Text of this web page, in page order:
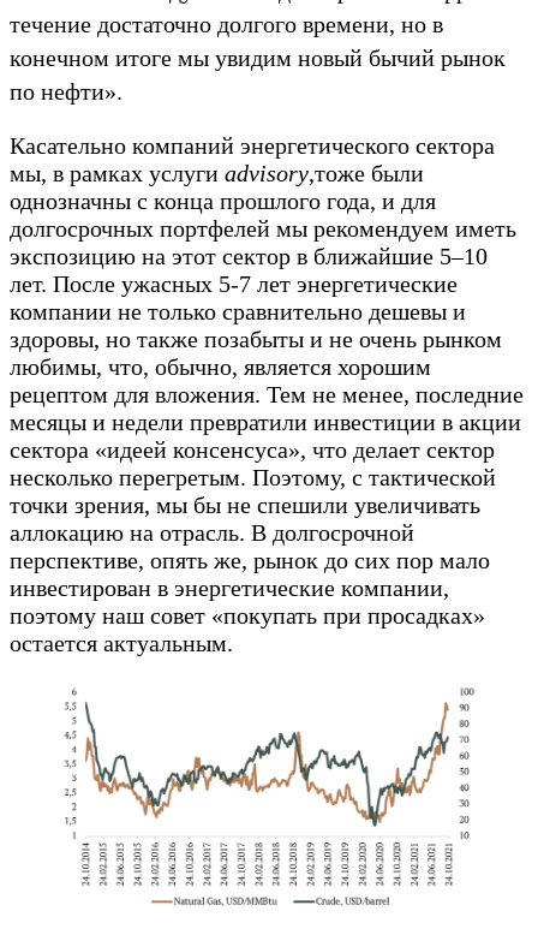
течение достаточно долгого времени, но в
конечном итоге мы увидим новый бычий рынок
по нефти».
Касательно компаний энергетического сектора
мы, в рамках услуги advisory,тоже были
однозначны с конца прошлого года, и для
долгосрочных портфелей мы рекомендуем иметь
экспозицию на этот сектор в ближайшие 5–10
лет. После ужасных 5-7 лет энергетические
компании не только сравнительно дешевы и
здоровы, но также позабыты и не очень рынком
любимы, что, обычно, является хорошим
рецептом для вложения. Тем не менее, последние
месяцы и недели превратили инвестиции в акции
сектора «идеей консенсуса», что делает сектор
несколько перегретым. Поэтому, с тактической
точки зрения, мы бы не спешили увеличивать
аллокацию на отрасль. В долгосрочной
перспективе, опять же, рынок до сих пор мало
инвестирован в энергетические компании,
поэтому наш совет «покупать при просадках»
остается актуальным.